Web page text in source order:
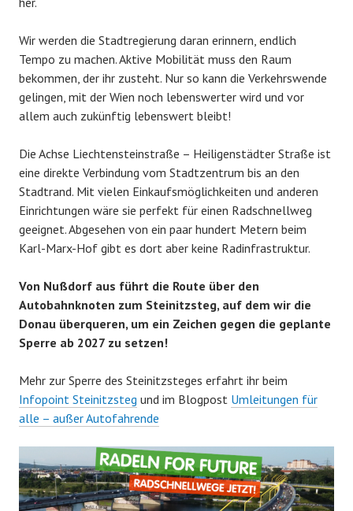
Wir werden die Stadtregierung daran erinnern, endlich
Tempo zu machen. Aktive Mobilität muss den Raum
bekommen, der ihr zusteht. Nur so kann die Verkehrswende
gelingen, mit der Wien noch lebenswerter wird und vor
allem auch zukünftig lebenswert bleibt!
Die Achse Liechtensteinstraße – Heiligenstädter Straße ist
eine direkte Verbindung vom Stadtzentrum bis an den
Stadtrand. Mit vielen Einkaufsmöglichkeiten und anderen
Einrichtungen wäre sie perfekt für einen Radschnellweg
geeignet. Abgesehen von ein paar hundert Metern beim
Karl-Marx-Hof gibt es dort aber keine Radinfrastruktur.
Von Nußdorf aus führt die Route über den
Autobahnknoten zum Steinitzsteg, auf dem wir die
Donau überqueren, um ein Zeichen gegen die geplante
Sperre ab 2027 zu setzen!
Mehr zur Sperre des Steinitzsteges erfahrt ihr beim
Infopoint Steinitzsteg und im Blogpost Umleitungen für
alle – außer Autofahrende